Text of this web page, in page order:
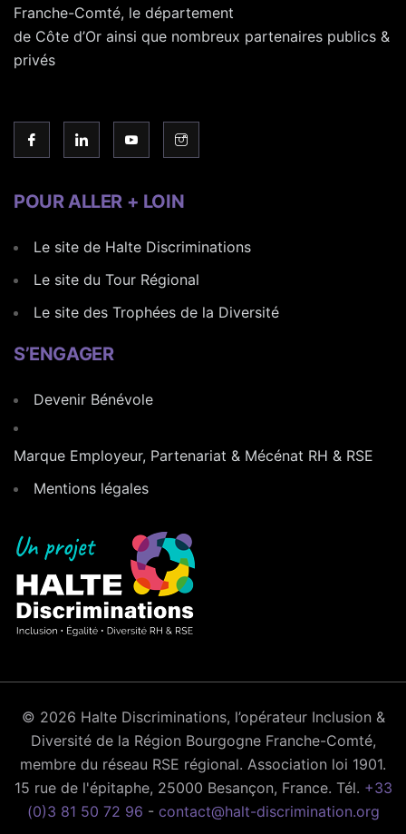
Franche-Comté, le département
de Côte d’Or ainsi que nombreux partenaires publics &
privés
POUR ALLER + LOIN
Le site de Halte Discriminations
Le site du Tour Régional
Le site des Trophées de la Diversité
S’ENGAGER
Devenir Bénévole
Marque Employeur, Partenariat & Mécénat RH & RSE
Mentions légales
© 2026 Halte Discriminations, l’opérateur Inclusion &
Diversité de la Région Bourgogne Franche-Comté,
membre du réseau RSE régional. Association loi 1901.
15 rue de l'épitaphe, 25000 Besançon, France. Tél. +33
(0)3 81 50 72 96 - contact@halt-discrimination.org